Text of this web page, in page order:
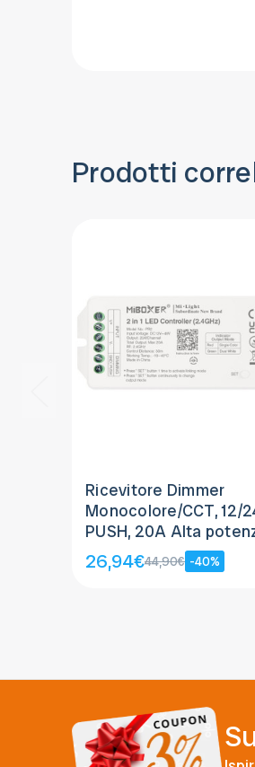
Prodotti
Ricevitore Dimmer
Monocolore/CCT, 12/
PUSH, 20A Alta
26,94€44,90€ -40%